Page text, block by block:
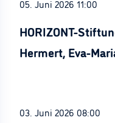
05. Juni 2026 11:00
HORIZONT-
Hermert, Eva-
03. Juni 2026 08:00